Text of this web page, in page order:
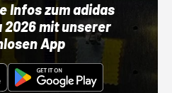
Infos zum adidas
2026 mit unserer
App